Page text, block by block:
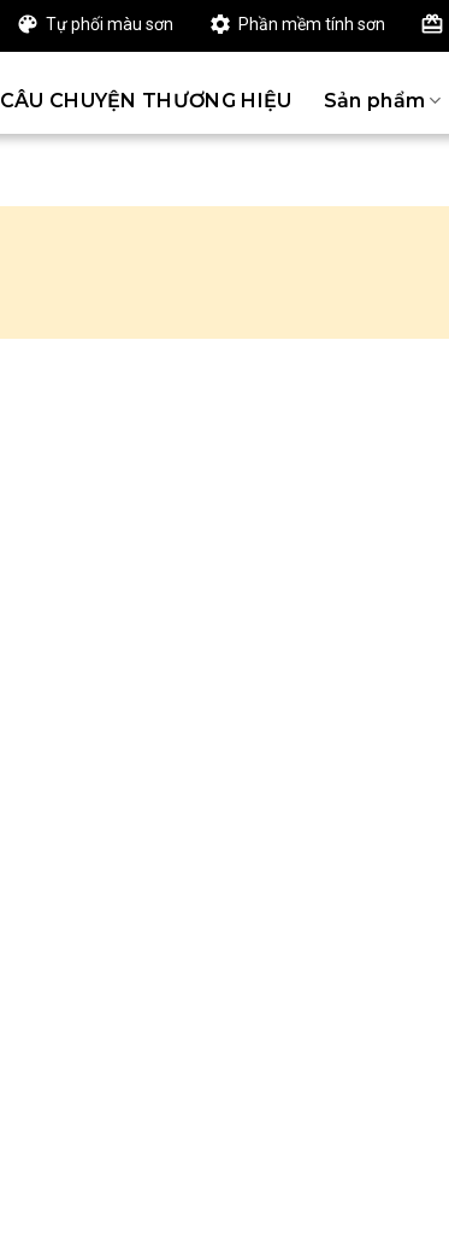
Tự phối màu sơn Phần mềm tính sơn
CÂU CHUYỆN THƯƠNG HIỆU Sản phẩm